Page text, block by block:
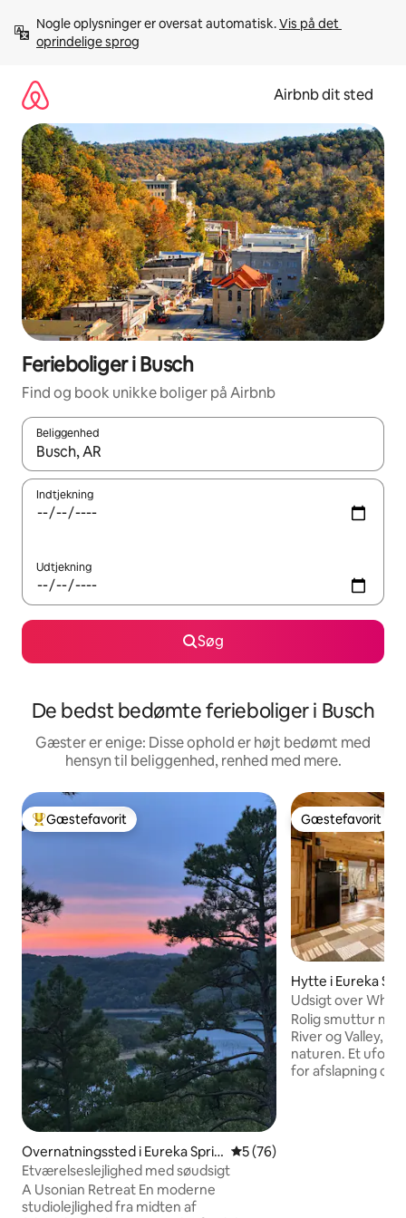
videre
Nogle oplysninger er oversat automatisk. Vis på det
oprindelige sprog
Airbnb dit sted
Ferieboliger i Busch
Find og book unikke boliger på Airbnb
Beliggenhed
Når resultaterne er tilgængelige, skal du navigere med
Indtjekning
Udtjekning
Søg
De bedst bedømte ferieboliger i Busch
Gæster er enige: Disse ophold er højt bedømt med
hensyn til beliggenhed, renhed med mere.
Bedste gæstefavorit
Gæstefavorit
Overnatningssted i Eureka Sprin
gs
5 ud af 5 i gennemsnitlig
5 (76)
Etværelseslejlighed med søudsigt
A Usonian Retreat En moderne
studiolejlighed fra midten af
Gæstefavorit
Gæstefavorit
Hytte i Eureka
Udsigt over White
Hytte | Ozark
Rolig smuttur
River og Valley,
naturen. Et
for afslapning og